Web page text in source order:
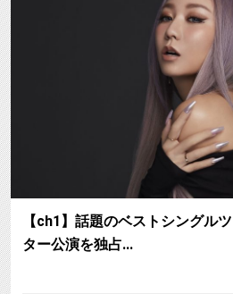
【ch1】話題のベストシングル
ター公演を独占…